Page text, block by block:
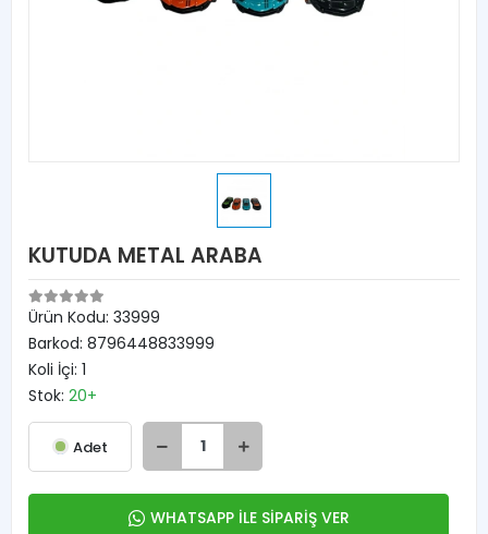
KUTUDA METAL ARABA
Ürün Kodu: 33999
Barkod: 8796448833999
Koli İçi: 1
Stok: 20+
Adet
WHATSAPP İLE SİPARİŞ VER